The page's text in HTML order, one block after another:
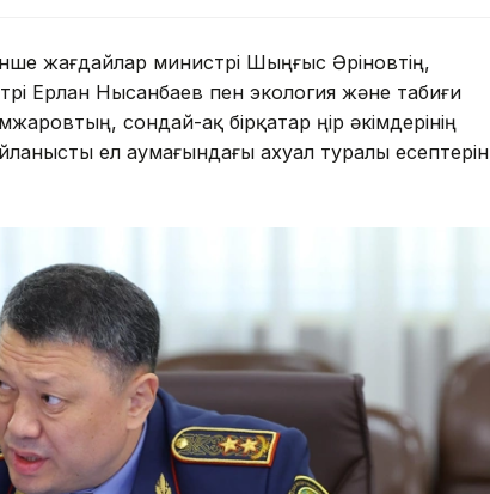
жағдайлар министрі Шыңғыс Әріновтің,
Ерлан Нысанбаев пен экология және табиғи
сондай-ақ бірқатар өңір әкімдерінің
ел аумағындағы ахуал туралы есептерін